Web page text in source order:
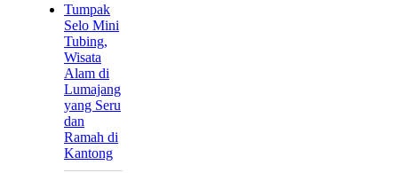
Tumpak
Selo Mini
Tubing,
Wisata
Alam di
Lumajang
yang Seru
dan
Ramah di
Kantong